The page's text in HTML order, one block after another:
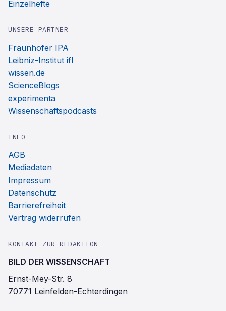
Einzelhefte
UNSERE PARTNER
Fraunhofer IPA
Leibniz-Institut ifl
wissen.de
ScienceBlogs
experimenta
Wissenschaftspodcasts
INFO
AGB
Mediadaten
Impressum
Datenschutz
Barrierefreiheit
Vertrag widerrufen
KONTAKT ZUR REDAKTION
BILD DER WISSENSCHAFT
Ernst-Mey-Str. 8
70771 Leinfelden-Echterdingen